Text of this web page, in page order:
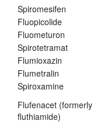
Spiromesifen
Fluopicolide
Fluometuron
Spirotetramat
Flumioxazin
Flumetralin
Spiroxamine
Flufenacet (formerly
fluthiamide)